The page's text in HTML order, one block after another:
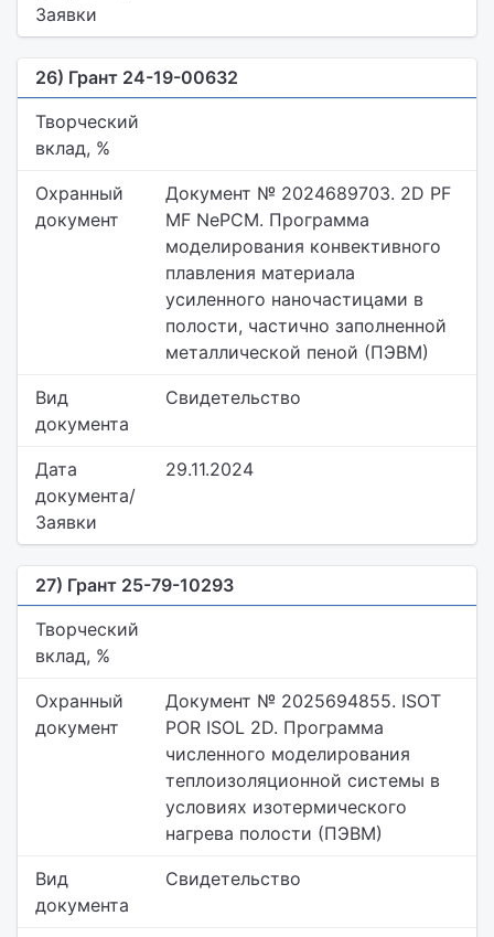
Заявки
26) Грант 24-19-00632
Творческий
вклад, %
Охранный
документ
Документ № 2024689703. 2D PF
MF NePCM. Программа
моделирования конвективного
плавления материала
усиленного наночастицами в
полости, частично заполненной
металлической пеной (ПЭВМ)
Вид
документа
Свидетельство
Дата
документа/
Заявки
29.11.2024
27) Грант 25-79-10293
Творческий
вклад, %
Охранный
документ
Документ № 2025694855. ISOT
POR ISOL 2D. Программа
численного моделирования
теплоизоляционной системы в
условиях изотермического
нагрева полости (ПЭВМ)
Вид
документа
Свидетельство